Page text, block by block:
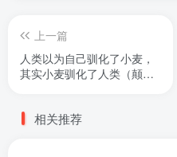
上一篇
人类以为自己驯化了小麦，
其实小麦驯化了人类（颠
相关推荐